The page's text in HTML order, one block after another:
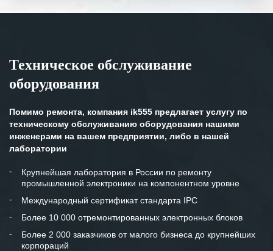
Особенно хочется отметить высокую
клиентоориентированность
готовность помочь в самых сложных
Мы высоко ценим сложившиеся
и доверительные партнерские
отношения и искренне желаем
«Инженерной компании «555» долгих
лет успеха и процветания.
Техническое обслуживание
оборудования
Помимо ремонта, компания ik555 предлагает услугу по
техническому обслуживанию оборудования нашими
инженерами на вашем предприятии, либо в нашей
лаборатории
Крупнейшая лаборатория в России по ремонту
промышленной электроники на компонентном уровне
Международный сертификат стандарта IPC
Более 10 000 отремонтированных электронных блоков
Более 2 000 заказчиков от малого бизнеса до крупнейших
корпораций